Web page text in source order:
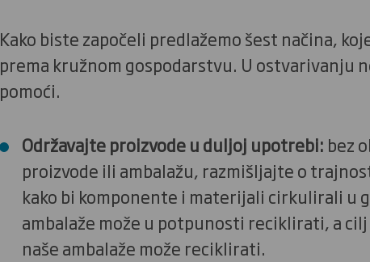
Kako biste započeli predlažemo šest načina,
prema kružnom gospodarstvu. U ostvarivanju
pomoći.
Održavajte proizvode u duljoj upotrebi: bez
proizvode ili ambalažu, razmišljajte o
kako bi komponente i materijali cirkulirali u
ambalaže može u potpunosti reciklirati, a
naše ambalaže može reciklirati.